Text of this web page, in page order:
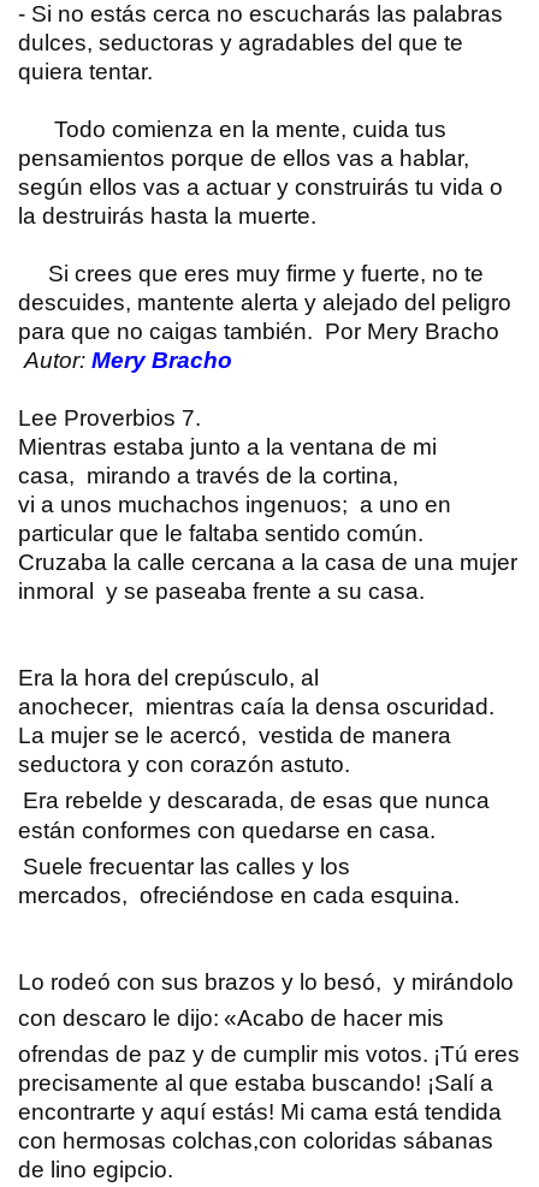
- Si no estás cerca no escucharás las palabras
dulces, seductoras y agradables del que te
quiera tentar.
Todo comienza en la mente, cuida tus
pensamientos porque de ellos vas a hablar,
según ellos vas a actuar y construirás tu vida o
la destruirás hasta la muerte.
Si crees que eres muy firme y fuerte, no te
descuides, mantente alerta y alejado del peligro
para que no caigas también. Por Mery Bracho
Autor: Mery Bracho
Lee Proverbios 7.
Mientras estaba junto a la ventana de mi
casa, mirando a través de la cortina,
vi a unos muchachos ingenuos; a uno en
particular que le faltaba sentido común.
Cruzaba la calle cercana a la casa de una mujer
inmoral y se paseaba frente a su casa.
Era la hora del crepúsculo, al
anochecer, mientras caía la densa oscuridad.
La mujer se le acercó, vestida de manera
seductora y con corazón astuto.
Era rebelde y descarada, de esas que nunca
están conformes con quedarse en casa.
Suele frecuentar las calles y los
mercados, ofreciéndose en cada esquina.
Lo rodeó con sus brazos y lo besó, y mirándolo
con descaro le dijo: «Acabo de hacer mis
ofrendas de paz y de cumplir mis votos. ¡Tú eres
precisamente al que estaba buscando! ¡Salí a
encontrarte y aquí estás! Mi cama está tendida
con hermosas colchas,con coloridas sábanas
de lino egipcio.